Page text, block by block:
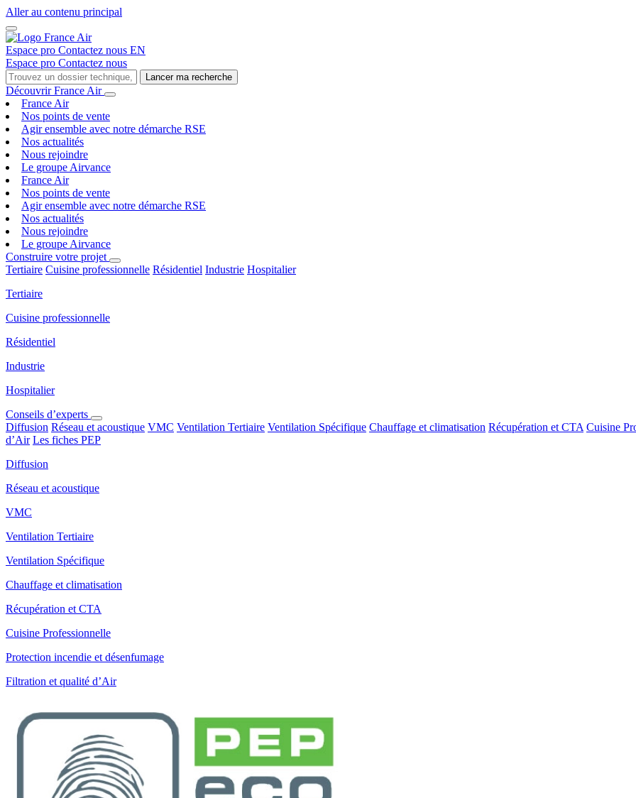
Aller au contenu principal
Espace pro Contactez nous EN
Espace pro Contactez nous
Lancer ma recherche
Découvrir France Air
France Air
Nos points de vente
Agir ensemble avec notre démarche RSE
Nos actualités
Nous rejoindre
Le groupe Airvance
France Air
Nos points de vente
Agir ensemble avec notre démarche RSE
Nos actualités
Nous rejoindre
Le groupe Airvance
Construire votre projet
Tertiaire Cuisine professionnelle Résidentiel Industrie Hospitalier
Tertiaire
Cuisine professionnelle
Résidentiel
Industrie
Hospitalier
Conseils d’experts
Diffusion Réseau et acoustique VMC Ventilation Tertiaire Ventilation Spécifique Chauffage et climatisation Récupération et CTA Cuisine
d’Air Les fiches PEP
Diffusion
Réseau et acoustique
VMC
Ventilation Tertiaire
Ventilation Spécifique
Chauffage et climatisation
Récupération et CTA
Cuisine Professionnelle
Protection incendie et désenfumage
Filtration et qualité d’Air